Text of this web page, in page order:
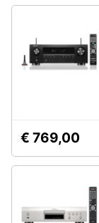
Giocattoli
Fotografia
€ 769,00